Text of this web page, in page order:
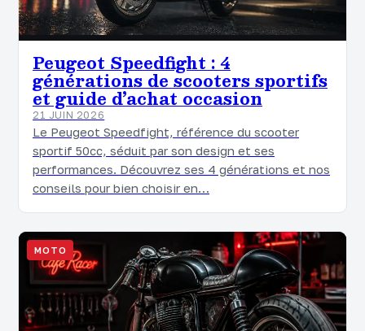
Peugeot Speedfight : 4
générations de scooters sportifs
et guide d’achat occasion
21 JUIN 2026
Le Peugeot Speedfight, référence du scooter
sportif 50cc, séduit par son design et ses
performances. Découvrez ses 4 générations et nos
conseils pour bien choisir en…
MOTO